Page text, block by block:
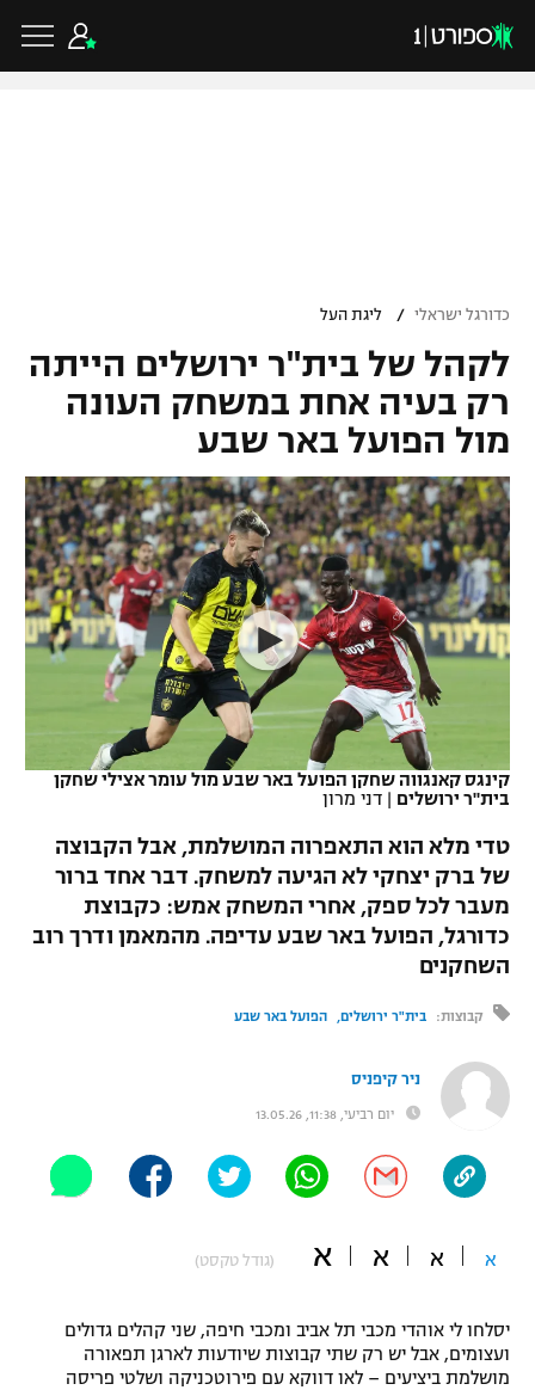
VOD
רץ ברשת
תוצאות
לוח שידורים
ברחבה
"מעל הליגה" – פודקאסט
"מחצית בשכונה" – פודקאסט
משתתפים וזוכים בפרסים
תקנון משתתפים וזוכים בפרסים
תקנון עבור פעילות ספורט 1 – "מרלן"
טניס
גיימינג E-Sports
גביע הטוטו
ליגיונרים
גביע המדינה
נבחרת ישראל
מכבי חיפה
בית"ר ירושלים
מכבי תל אביב
הפועל תל אביב
הפועל חיפה
הפועל באר שבע
מכבי נתניה
בני יהודה
ליגת האלופות
ליגה אירופית
ליגה אנגלית
ליגה גרמנית
ליגה ספרדית
ליגה איטלקית
ליגה צרפתית
ליגה הולנדית
ליגה סינית
ליגה ברזילאית
כדורסל ישראלי
ליגת ווינר סל
ליגה לאומית
כדורסל נשים
מכבי תל אביב
הפועל חולון
הפועל ירושלים
דני אבדיה
כדורסל עולמי
NBA
יורוליג
יורוקאפ
ענפים נוספים
טניס
כדוריד
שחייה
אגרוף
ספורט אולימפי
UFC
היאבקות WWE
אופניים
ספורט מוטורי
בייסבול MLB
כדורגל ישראלי / ליגת העל
לקהל של בית"ר ירושלים הייתה
רק בעיה אחת במשחק העונה
מול הפועל באר שבע
קינגס קאנגווה שחקן הפועל באר שבע מול עומר אצילי שחקן
בית"ר ירושלים | דני מרון
טדי מלא הוא התאפרוה המושלמת, אבל הקבוצה
של ברק יצחקי לא הגיעה למשחק. דבר אחד ברור
מעבר לכל ספק, אחרי המשחק אמש: כקבוצת
כדורגל, הפועל באר שבע עדיפה. מהמאמן ודרך רוב
השחקנים
קבוצות: בית"ר ירושלים הפועל באר שבע
ניר קיפניס
יום רביעי, 11:38, 13.05.26
א א א א (גודל טקסט)
יסלחו לי אוהדי מכבי תל אביב ומכבי חיפה, שני קהלים גדולים
ועצומים, אבל יש רק שתי קבוצות שיודעות לארגן תפאורה
מושלמת ביציעים – לאו דווקא עם פירוטכניקה ושלטי פריסה